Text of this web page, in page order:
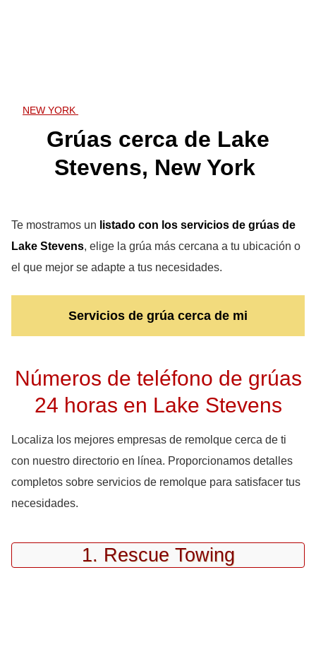
NEW YORK
Grúas cerca de Lake
Stevens, New York
Te mostramos un listado con los servicios de grúas de
Lake Stevens, elige la grúa más cercana a tu ubicación o
el que mejor se adapte a tus necesidades.
Servicios de grúa cerca de mi
Números de teléfono de grúas
24 horas en Lake Stevens
Localiza los mejores empresas de remolque cerca de ti
con nuestro directorio en línea. Proporcionamos detalles
completos sobre servicios de remolque para satisfacer tus
necesidades.
1. Rescue Towing